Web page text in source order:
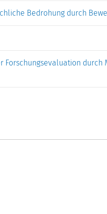
Bedrohung durch
Forschungsevaluation durch